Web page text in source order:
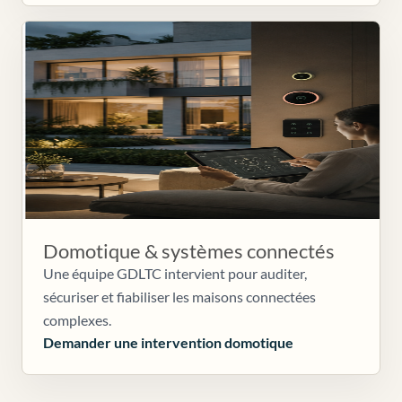
Domotique & systèmes connectés
Une équipe GDLTC intervient pour auditer,
sécuriser et fiabiliser les maisons connectées
complexes.
Demander une intervention domotique